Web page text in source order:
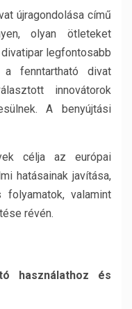
újragondolása című
olyan ötleteket
legfontosabb
fenntartható divat
innovátorok
A benyújtási
célja az európai
hatásainak javítása,
valamint
révén.
használathoz és